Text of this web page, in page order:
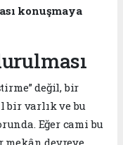
konuşmaya
değil, bir
bir varlık ve bu
Eğer cami bu
mekân devreye